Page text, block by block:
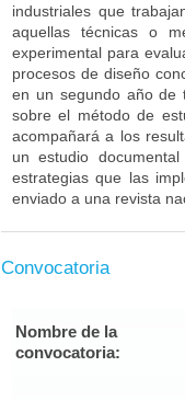
industriales que
aquellas técnicas o
experimental para
procesos de diseño
en un segundo año de
sobre el método de
acompañará a los
un estudio
estrategias que las
enviado a una revista
Convocatoria
Nombre de la
convocatoria: